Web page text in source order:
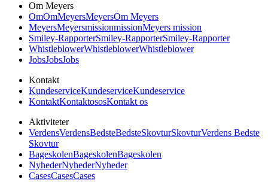
Om Meyers
OmOmMeyersMeyersOm Meyers
MeyersMeyersmissionmissionMeyers mission
Smiley-RapporterSmiley-RapporterSmiley-Rapporter
WhistleblowerWhistleblowerWhistleblower
JobsJobsJobs
Kontakt
KundeserviceKundeserviceKundeservice
KontaktKontaktososKontakt os
Aktiviteter
VerdensVerdensBedsteBedsteSkovturSkovturVerdens Bedste
Skovtur
BageskolenBageskolenBageskolen
NyhederNyhederNyheder
CasesCasesCases